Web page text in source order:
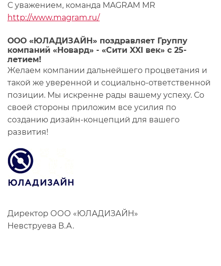
С уважением, команда MAGRAM MR
http://www.magram.ru/
ООО «ЮЛАДИЗАЙН» поздравляет Группу
компаний «Новард» - «Сити XXI век» с 25-
летием!
Желаем компании дальнейшего процветания и
такой же уверенной и социально-ответственной
позиции. Мы искренне рады вашему успеху. Со
своей стороны приложим все усилия по
созданию дизайн-концепций для вашего
развития!
Директор ООО «ЮЛАДИЗАЙН»
Невструева В.А.